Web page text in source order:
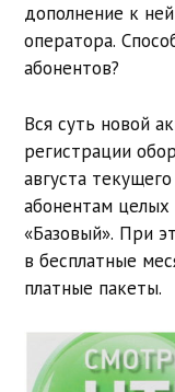
дополнение к
оператора.
абонентов?
Вся суть новой
регистрации
августа
абонентам
«Базовый». При
в бесплатные
платные пакеты.